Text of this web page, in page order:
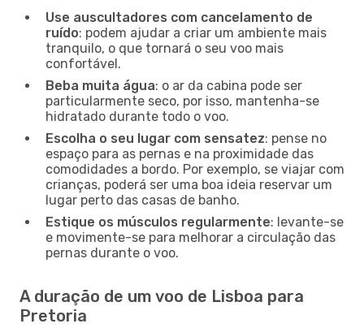
Use auscultadores com cancelamento de
ruído: podem ajudar a criar um ambiente mais
tranquilo, o que tornará o seu voo mais
confortável.
Beba muita água: o ar da cabina pode ser
particularmente seco, por isso, mantenha-se
hidratado durante todo o voo.
Escolha o seu lugar com sensatez: pense no
espaço para as pernas e na proximidade das
comodidades a bordo. Por exemplo, se viajar com
crianças, poderá ser uma boa ideia reservar um
lugar perto das casas de banho.
Estique os músculos regularmente: levante-se
e movimente-se para melhorar a circulação das
pernas durante o voo.
A duração de um voo de Lisboa para
Pretoria